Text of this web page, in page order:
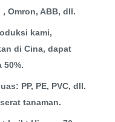
Omron, ABB, dll.
kami,
di Cina, dapat
50%.
PP, PE, PVC, dll.
tanaman.